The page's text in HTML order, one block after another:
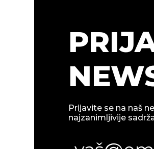
Prijavite se na naš
najzanimljivije